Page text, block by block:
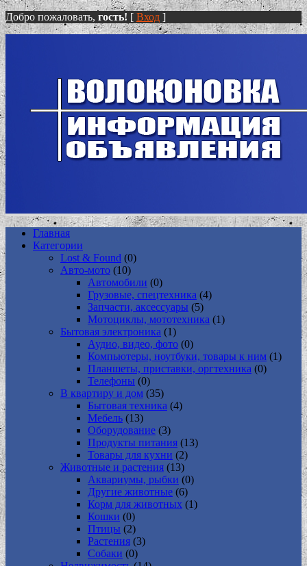
Добро пожаловать, гость! [ Вход ]
Главная
Категории
Lost & Found (0)
Авто-мото (10)
Автомобили (0)
Грузовые, спецтехника (4)
Запчасти, аксессуары (5)
Мотоциклы, мототехника (1)
Бытовая электроника (1)
Аудио, видео, фото (0)
Компьютеры, ноутбуки, товары к ним (1)
Планшеты, приставки, оргтехника (0)
Телефоны (0)
В квартиру и дом (35)
Бытовая техника (4)
Мебель (13)
Оборудование (3)
Продукты питания (13)
Товары для кухни (2)
Животные и растения (13)
Аквариумы, рыбки (0)
Другие животные (6)
Корм для животных (1)
Кошки (0)
Птицы (2)
Растения (3)
Собаки (0)